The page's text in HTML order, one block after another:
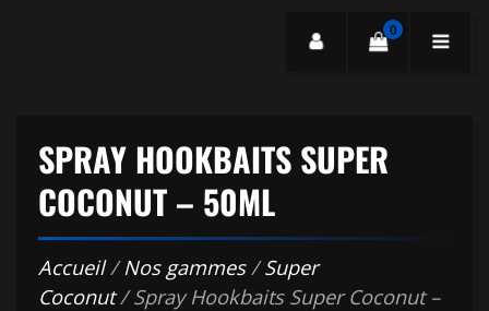
0
SPRAY HOOKBAITS SUPER
COCONUT – 50ML
Accueil/Nos gammes/Super
Coconut/ Spray Hookbaits Super Coconut –